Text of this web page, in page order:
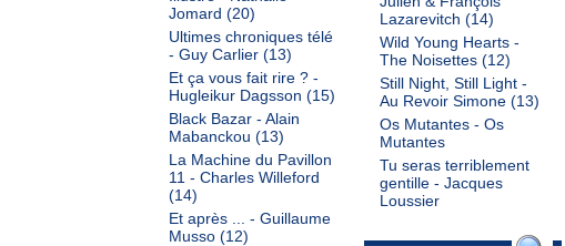
Lazarevitch (14)
Wild Young Hearts -
The Noisettes(12)
Still Night, Still Light -
Au Revoir Simone(13)
Os Mutantes - Os
Mutantes
Tu seras terriblement
gentille - Jacques
Loussier
Jomard (20)
Ultimes chroniques télé
- Guy Carlier(13)
Et ça vous fait rire ? -
Hugleikur Dagsson (15)
Black Bazar - Alain
Mabanckou (13)
La Machine du Pavillon
11 - Charles Willeford
(14)
Et après ... - Guillaume
Musso(12)